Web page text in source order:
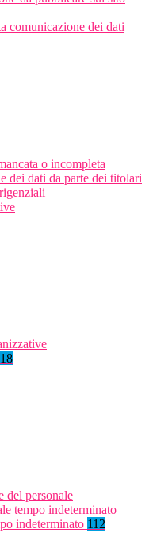
comunicazione dei dati
o incompleta
dei dati da parte dei titolari
18
del personale
tempo indeterminato
indeterminato 112